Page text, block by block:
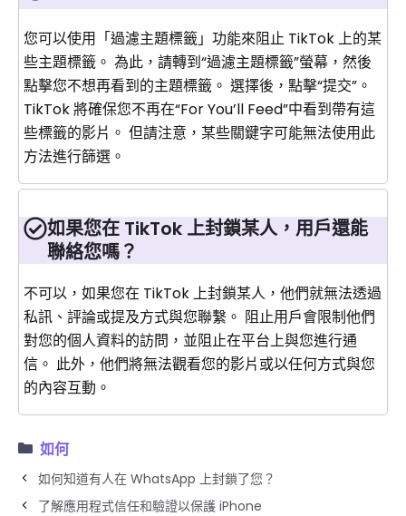
您可以使用「過濾主題標籤」功能來阻止 TikTok 上的某
些主題標籤。 為此，請轉到“過濾主題標籤”螢幕，然後
點擊您不想再看到的主題標籤。 選擇後，點擊“提交”。
TikTok 將確保您不再在“For You’ll Feed”中看到帶有這
些標籤的影片。 但請注意，某些關鍵字可能無法使用此
方法進行篩選。
如果您在 TikTok 上封鎖某人，用戶還能
聯絡您嗎？
不可以，如果您在 TikTok 上封鎖某人，他們就無法透過
私訊、評論或提及方式與您聯繫。 阻止用戶會限制他們
對您的個人資料的訪問​​，並阻止在平台上與您進行通
信。 此外，他們將無法觀看您的影片或以任何方式與您
的內容互動。
如何
如何知道有人在 WhatsApp 上封鎖了您？
了解應用程式信任和驗證以保護 iPhone